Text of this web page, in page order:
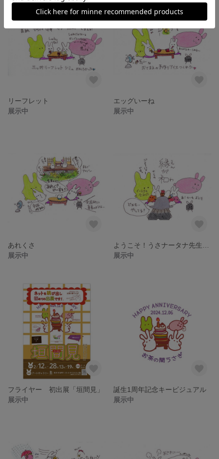
リーフレット
展示中
エッグいーね
展示中
あれくさ
展示中
展示中
フライヤー 初出展「垣間見」
展示中
誕生1周年記念キービジュアル
展示中